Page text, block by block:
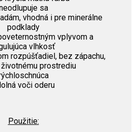
sa
vhodná i pre minerálne
podklady
vplyvom a
vlhkosť
rozpúšťadiel, bez zápachu,
prostrediu
voči oderu
Použitie: